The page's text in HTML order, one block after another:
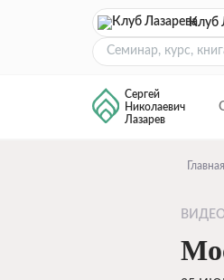
Клуб
Сергей
Николаевич
Лазарев
Главная